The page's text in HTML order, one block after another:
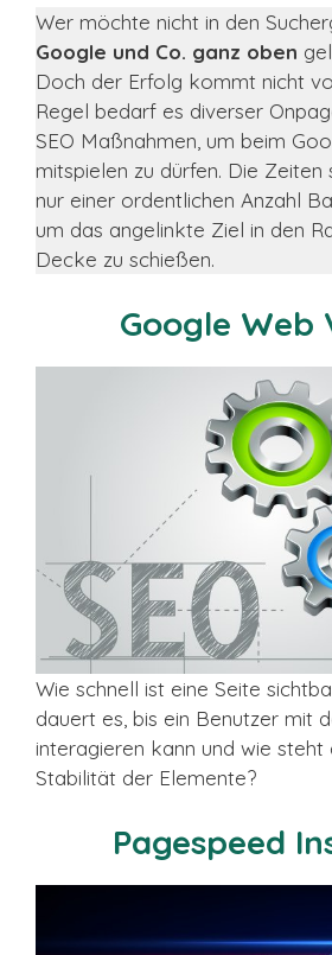
Wer möchte nicht in den
Google und Co. ganz oben
Doch der Erfolg kommt nicht
Regel bedarf es diverser
SEO Maßnahmen, um beim
mitspielen zu dürfen. Die Zeiten
nur einer ordentlichen Anzahl
um das angelinkte Ziel in den
Decke zu schießen.
Google Web
Wie schnell ist eine Seite
dauert es, bis ein Benutzer mit
interagieren kann und wie steht
Stabilität der Elemente?
Pagespeed